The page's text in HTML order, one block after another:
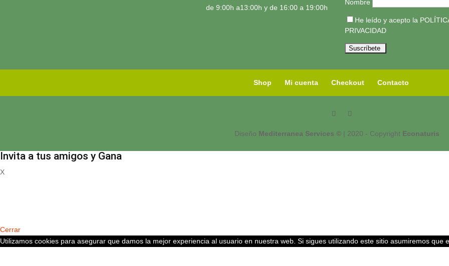
de 9:00h a13:00h y de 16:00 a 19:00h
Nombre
He leído y acepto la
PRIVACIDAD
Shop Mi cuenta Checkout Contacto
Diseño Mediterranea Services ©| 2020 - Copyright Econaturis
Invita a tus amigos y Gana
X
Cerrar
Utilizamos cookies para asegurar que damos la mejor experiencia al usuario en nuestra web. Si sigues utilizando este sitio asumiremos que